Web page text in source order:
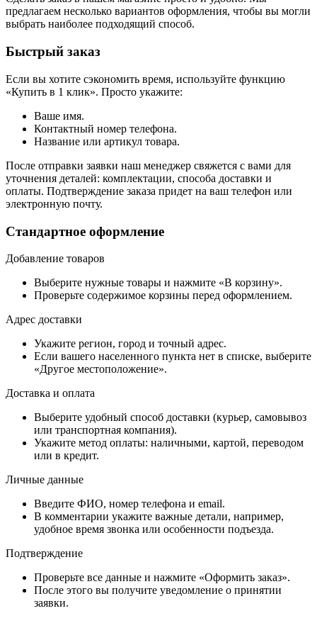
предлагаем несколько вариантов оформления, чтобы вы могли
выбрать наиболее подходящий способ.
Быстрый заказ
Если вы хотите сэкономить время, используйте функцию
«Купить в 1 клик». Просто укажите:
Ваше имя.
Контактный номер телефона.
Название или артикул товара.
После отправки заявки наш менеджер свяжется с вами для
уточнения деталей: комплектации, способа доставки и
оплаты. Подтверждение заказа придет на ваш телефон или
электронную почту.
Стандартное оформление
Добавление товаров
Выберите нужные товары и нажмите «В корзину».
Проверьте содержимое корзины перед оформлением.
Адрес доставки
Укажите регион, город и точный адрес.
Если вашего населенного пункта нет в списке, выберите
«Другое местоположение».
Доставка и оплата
Выберите удобный способ доставки (курьер, самовывоз
или транспортная компания).
Укажите метод оплаты: наличными, картой, переводом
или в кредит.
Личные данные
Введите ФИО, номер телефона и email.
В комментарии укажите важные детали, например,
удобное время звонка или особенности подъезда.
Подтверждение
Проверьте все данные и нажмите «Оформить заказ».
После этого вы получите уведомление о принятии
заявки.